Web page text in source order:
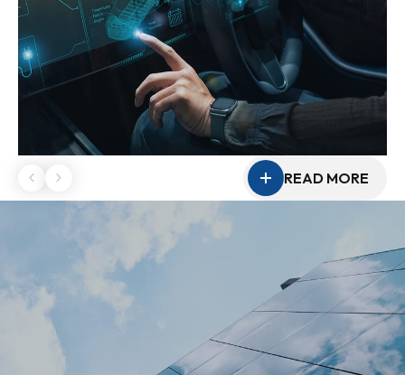
READ MORE